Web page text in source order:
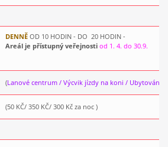
DENNĚ OD 10 HODIN - DO 20 HODIN -
Areál je přístupný veřejnosti od 1. 4. do 30.9.
(Lanové centrum / Výcvik jízdy na koni / Ubytování
(50 KČ/ 350 KČ/ 300 Kč za noc )